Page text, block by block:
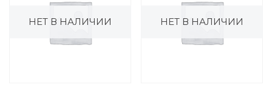
НЕТ В НАЛИЧИИ НЕТ В НАЛИЧИИ